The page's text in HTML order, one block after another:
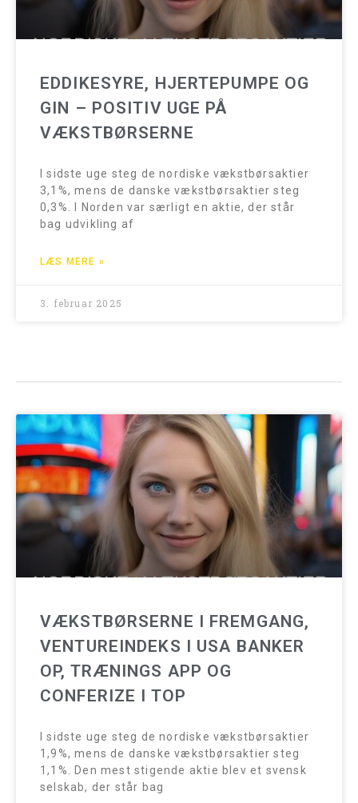
EDDIKESYRE, HJERTEPUMPE OG
GIN – POSITIV UGE PÅ
VÆKSTBØRSERNE
I sidste uge steg de nordiske vækstbørsaktier
3,1%, mens de danske vækstbørsaktier steg
0,3%. I Norden var særligt en aktie, der står
bag udvikling af
LÆS MERE »
3. februar 2025
VÆKSTBØRSERNE I FREMGANG,
VENTUREINDEKS I USA BANKER
OP, TRÆNINGS APP OG
CONFERIZE I TOP
I sidste uge steg de nordiske vækstbørsaktier
1,9%, mens de danske vækstbørsaktier steg
1,1%. Den mest stigende aktie blev et svensk
selskab, der står bag